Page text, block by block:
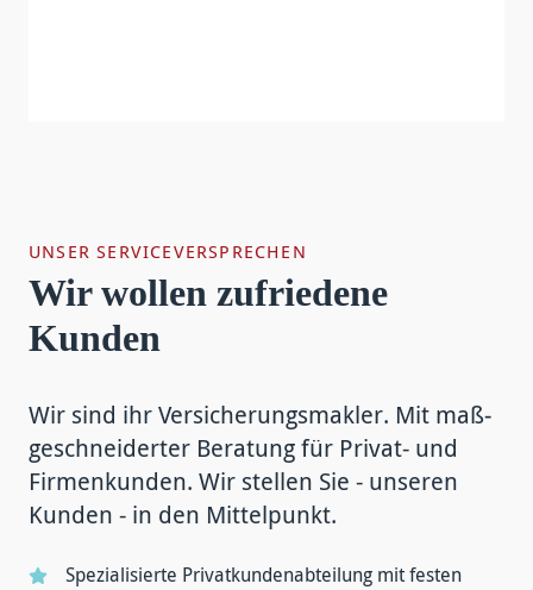
UNSER SERVICEVERSPRECHEN
Wir wollen zufriedene
Kunden
Wir sind ihr Versicherungs­makler. Mit maß­
geschneiderter Beratung für Privat- und
Firmen­kunden. Wir stellen Sie - unseren
Kunden - in den Mittel­punkt.
Spezialisierte Privat­kunden­abteilung mit festen